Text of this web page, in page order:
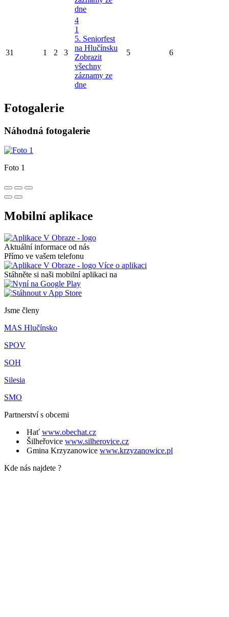
dne
31 1 2 3
4
1
5. Seniorfest
na Hlučínsku
Zobrazit
všechny
záznamy ze
dne
5 6
Fotogalerie
Náhodná fotogalerie
Foto 1
Mobilní aplikace
Aktuální informace od nás
Přímo ve vašem telefonu
Více o aplikaci
Stáhněte si naši mobilní aplikaci na
Jsme členy
MAS Hlučínsko
SPOV
SOH
Silesia
SMO
Partnerství s obcemi
Hať www.obechat.cz
Šilheřovice www.silherovice.cz
Gmina Krzyzanowice www.krzyzanowice.pl
Kde nás najdete ?